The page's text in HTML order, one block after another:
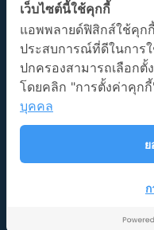
แอปพลิเคชั่น AP
ลิขสิทธิ์ © 2026 โรงเรียน
เว็บไซต์นี้ใช้คุกกี้
แอพพลายด์ฟิสิกส์ใช้คุก
ประสบการณ์ที่ดีในการใ
ปกครองสามารถเลือก
โดยคลิก "การตั้งค่าคุก
บุคคล
ย